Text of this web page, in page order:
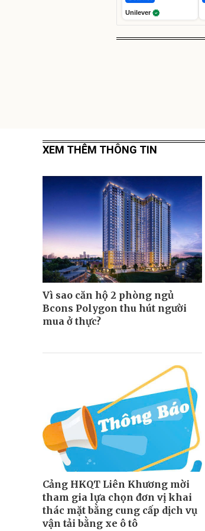
Unilever
XEM THÊM THÔNG TIN
Vì sao căn hộ 2 phòng ngủ
Bcons Polygon thu hút người
mua ở thực?
Cảng HKQT Liên Khương mời
tham gia lựa chọn đơn vị khai
thác mặt bằng cung cấp dịch vụ
vận tải bằng xe ô tô